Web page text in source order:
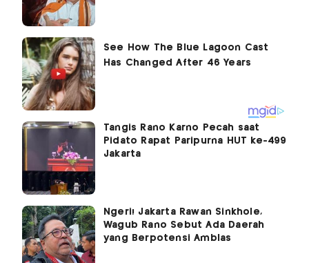
Tangis Rano Karno Pecah saat
Pidato Rapat Paripurna HUT ke-499
Jakarta
Ngeri! Jakarta Rawan Sinkhole,
Wagub Rano Sebut Ada Daerah
yang Berpotensi Amblas